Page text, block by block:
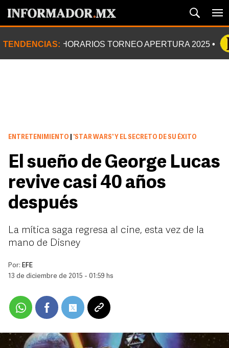
TENDENCIAS: HORARIOS TORNEO APERTURA 2025
ENTRETENIMIENTO 'STAR WARS' Y EL SECRETO DE SU ÉXITO
El sueño de George Lucas
revive casi 40 años
después
La mítica saga regresa al cine, esta vez de la
mano de Disney
Por: EFE
13 de diciembre de 2015 - 01:59 hs